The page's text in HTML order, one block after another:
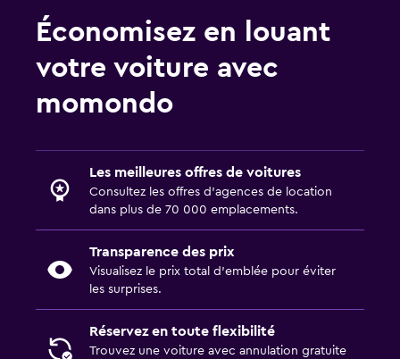
Économisez en louant
votre voiture avec
momondo
Les meilleures offres de voitures
Consultez les offres d’agences de location
dans plus de 70 000 emplacements.
Transparence des prix
Visualisez le prix total d’emblée pour éviter
les surprises.
Réservez en toute flexibilité
Trouvez une voiture avec annulation gratuite